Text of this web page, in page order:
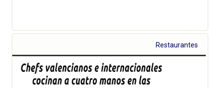
Restaurantes